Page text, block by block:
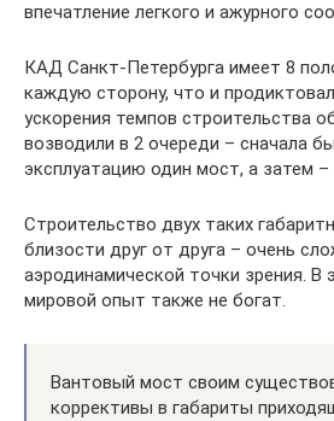
впечатление легкого и ажурного
КАД Санкт-Петербурга имеет 8
каждую сторону, что и
ускорения темпов строительства
возводили в 2 очереди – сначала
эксплуатацию один мост, а затем –
Строительство двух таких
близости друг от друга – очень
аэродинамической точки зрения. В
мировой опыт также не богат.
Вантовый мост своим
коррективы в габариты